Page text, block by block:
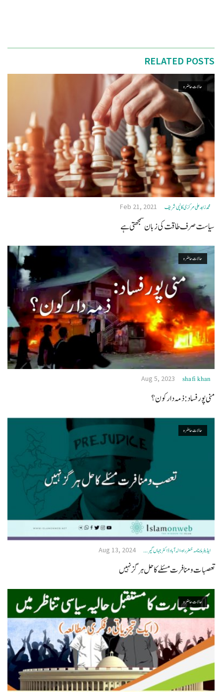
RELATED POSTS
حالات حاضرہ
محمد زاہد علی مرکزی کالپی شریف Feb 21, 2021
سیاست صرف طاقت کی زبان سمجھتی ہے
حالات حاضرہ
shafi khan
Aug 5, 2023
منی پور فساد:ذمہ دار کون؟
حالات حاضرہ
ایڈیٹر ماہنامہ خضرراہ، الہ آباد ڈاکٹر جہاں گیر ... Aug 13, 2024
تعصبات ومنافرت مسئلے کا حل ہرگز نہیں
حالات حاضرہ